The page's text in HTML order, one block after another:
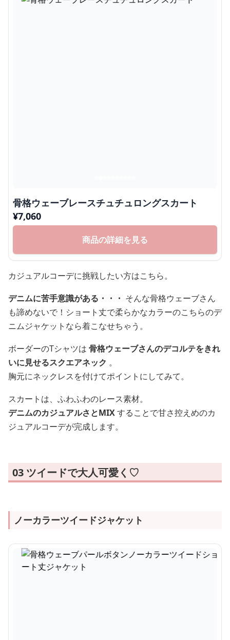
骨格ウェーブレースチュチュロングスカート
¥7,060
商品の詳細を見る
カジュアルコーデに挑戦したい方はこちら。
デニムに苦手意識がある・・・ そんな骨格ウェーブさん
も諦めないで！ショート丈で柔らかなカラーのこちらのデ
ニムジャケットなら着こなせちゃう。
ボーダーのTシャツは 骨格ウェーブさんのデコルテをきれ
いに見せるスクエアネック 。
胸元にネックレスを付けてポイントにしてみて。
スカートは、ふわふわのレース素材。
デニムのカジュアルさとMIXすることで甘さ控えめのカ
ジュアルコーデが完成します。
03 ツイードで大人可愛く♡
ノーカラーツイードジャケット